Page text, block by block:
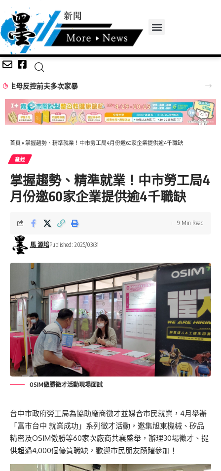
嘉義無人機競賽登場 73隊挑戰穿越賽與無人機足球
首頁 » 掌握趨勢、精準就業！中市勞工局4月份邀60家企業提供逾4千職缺
產經
掌握趨勢、精準就業！中市勞工局4
月份邀60家企業提供逾4千職缺
馬 源培Published: 2025/03/31
9 Min Read
OSIM傲勝徵才活動現場面試
台中市政府勞工局為協助廠商徵才並媒合市民就業，4月舉辦
「富市台中 就業成功」系列徵才活動，邀集旭東機械、矽品
精密及OSIM傲勝等60家次廠商共襄盛舉，辦理30場徵才、提
供超過4,000個優質職缺，歡迎市民朋友踴躍參加！